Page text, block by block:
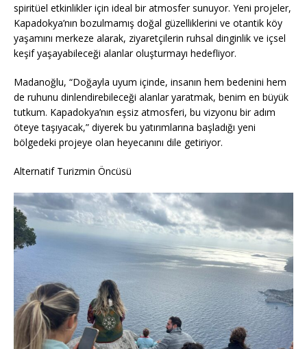
spiritüel etkinlikler için ideal bir atmosfer sunuyor. Yeni projeler,
Kapadokya’nın bozulmamış doğal güzelliklerini ve otantik köy
yaşamını merkeze alarak, ziyaretçilerin ruhsal dinginlik ve içsel
keşif yaşayabileceği alanlar oluşturmayı hedefliyor.
Madanoğlu, “Doğayla uyum içinde, insanın hem bedenini hem
de ruhunu dinlendirebileceği alanlar yaratmak, benim en büyük
tutkum. Kapadokya’nın eşsiz atmosferi, bu vizyonu bir adım
öteye taşıyacak,” diyerek bu yatırımlarına başladığı yeni
bölgedeki projeye olan heyecanını dile getiriyor.
Alternatif Turizmin Öncüsü